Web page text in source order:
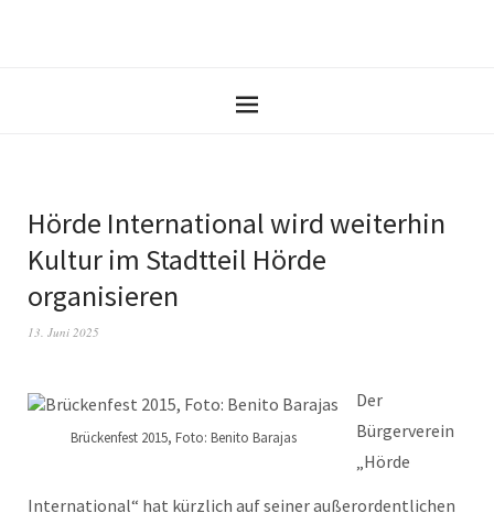
Hörde International wird weiterhin
Kultur im Stadtteil Hörde
organisieren
13. Juni 2025
Brückenfest 2015, Foto: Benito Barajas
Der
Bürgerverein
„Hörde
International“ hat kürzlich auf seiner außerordentlichen